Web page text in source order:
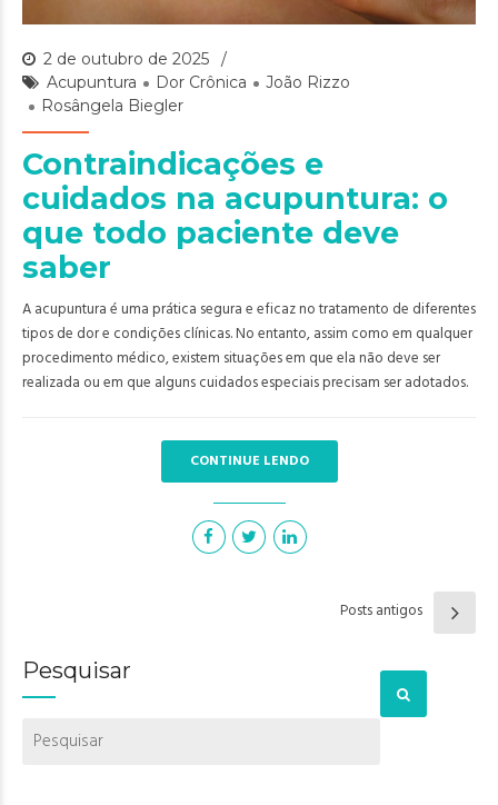
2 de outubro de 2025
Acupuntura
Dor Crônica
João Rizzo
Rosângela Biegler
Contraindicações e
cuidados na acupuntura: o
que todo paciente deve
saber
A acupuntura é uma prática segura e eficaz no tratamento de diferentes
tipos de dor e condições clínicas. No entanto, assim como em qualquer
procedimento médico, existem situações em que ela não deve ser
realizada ou em que alguns cuidados especiais precisam ser adotados.
CONTINUE LENDO
Posts antigos
Pesquisar